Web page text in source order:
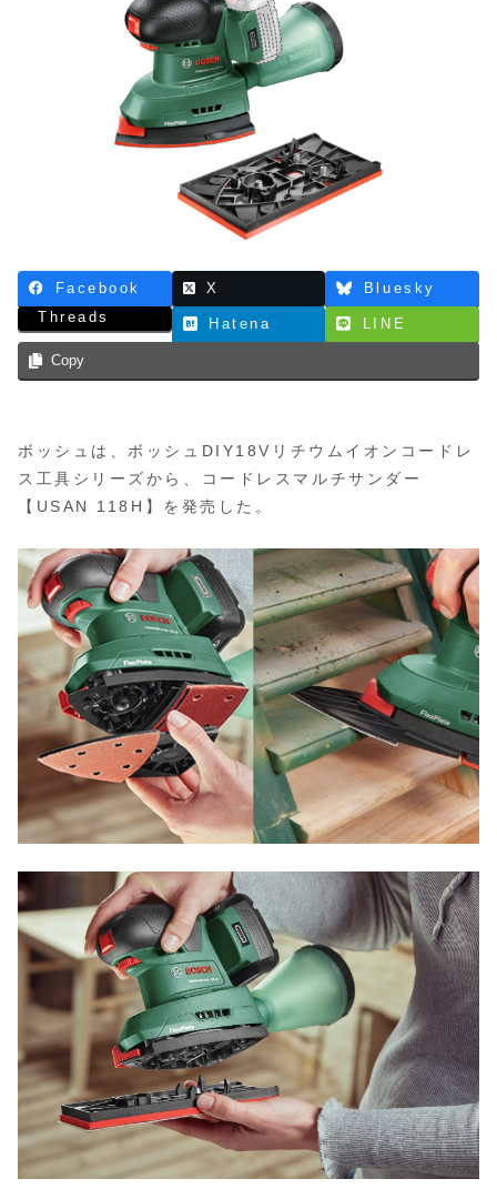
Facebook X
Bluesky
Threads
Hatena LINE
Copy
ボッシュは、ボッシュDIY18Vリチウムイオンコードレ
ス工具シリーズから、コードレスマルチサンダー
【USAN 118H】を発売した。